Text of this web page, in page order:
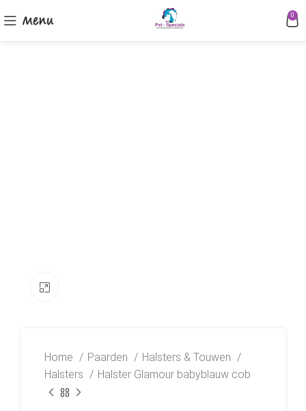
Menu 0
Home Paarden
Halsters & Touwen
Halsters
Halster Glamour babyblauw cob